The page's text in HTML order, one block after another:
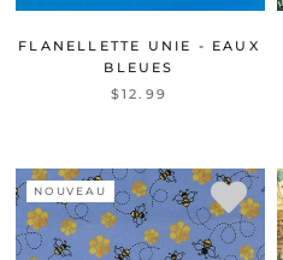
FLANELLETTE UNIE - EAUX
BLEUES
$12.99
NOUVEAU